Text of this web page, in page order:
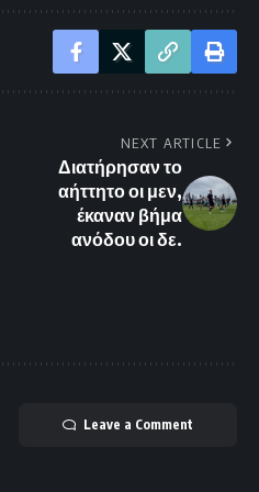
NEXT ARTICLE
Διατήρησαν το
αήττητο οι μεν,
έκαναν βήμα
ανόδου οι δε.
Leave a Comment